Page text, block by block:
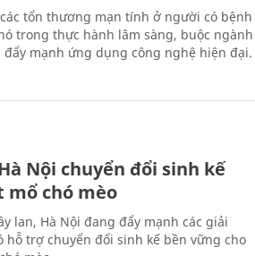
tổn thương mạn tính ở người có bệnh
trong thực hành lâm sàng, buộc ngành
mạnh ứng dụng công nghệ hiện đại.
Nội chuyển đổi sinh kế
mổ chó mèo
lan, Hà Nội đang đẩy mạnh các giải
trợ chuyển đổi sinh kế bền vững cho